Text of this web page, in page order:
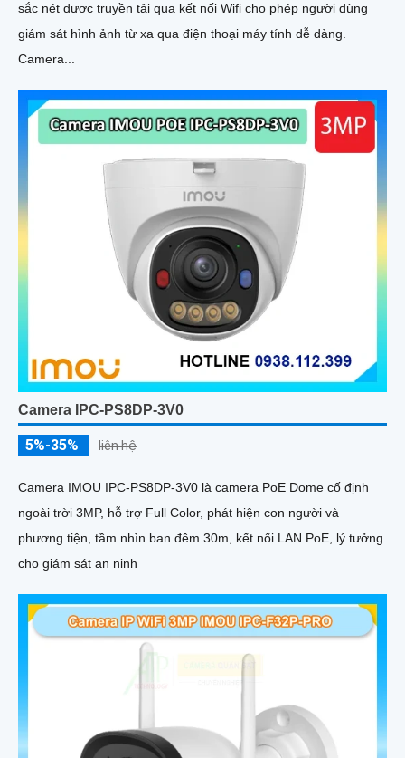
sắc nét được truyền tải qua kết nối Wifi cho phép người dùng
giám sát hình ảnh từ xa qua điện thoại máy tính dễ dàng.
Camera...
Camera IPC-PS8DP-3V0
5%-35% liên hệ
Camera IMOU IPC-PS8DP-3V0 là camera PoE Dome cố định
ngoài trời 3MP, hỗ trợ Full Color, phát hiện con người và
phương tiện, tầm nhìn ban đêm 30m, kết nối LAN PoE, lý tưởng
cho giám sát an ninh